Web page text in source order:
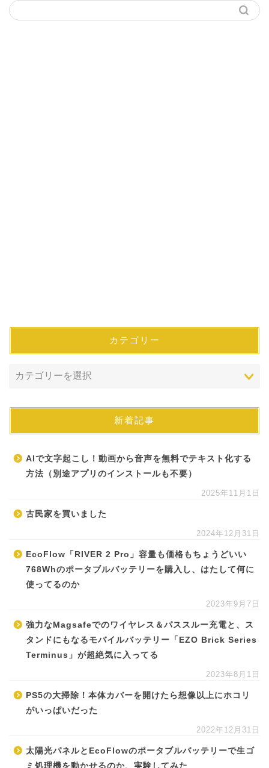
カテゴリー
新着記事
AIで文字起こし！動画から音声を無料でテキスト化する
方法（別途アプリのインストールも不要）
2025年11月1日
古民家を買いました
2024年12月31日
EcoFlow「RIVER 2 Pro」容量も価格もちょうどいい
768Whのポータブルバッテリーを購入し、はたして何に
使ってるのか
2023年9月7日
強力なMagsafeでのワイヤレス＆パススルー充電と、ス
タンドにもなるモバイルバッテリー「EZO Brick Series
Terminus」が超絶気に入ってる
2023年8月1日
PS5の大掃除！本体カバーを開けたら想像以上にホコリ
がいっぱいだった
2022年12月31日
太陽光パネルとEcoFlowのポータブルバッテリーで生ゴ
ミ処理機を動かせるのか、実験してみた